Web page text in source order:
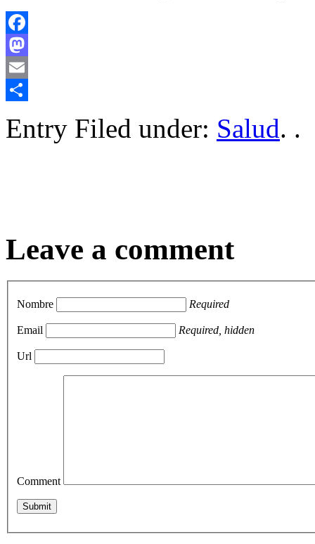
Facebook
Mastodon
Email
Entry Filed under: Salud. .
Leave a comment
Nombre Required
Email Required, hidden
Url
Comment